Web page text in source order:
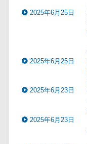
2025年6月25日
2025年6月25日
2025年6月23日
2025年6月23日